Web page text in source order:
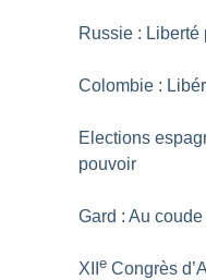
Russie :
Colombie :
Elections
pouvoir
Gard : Au
XIIe Congrès